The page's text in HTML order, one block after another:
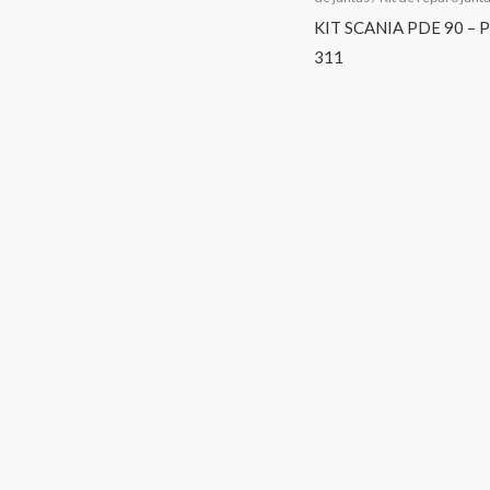
KIT SCANIA PDE 90 –
311